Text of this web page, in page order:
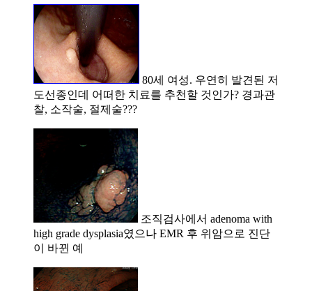
80세 여성. 우연히 발견된 저
도선종인데 어떠한 치료를 추천할 것인가? 경과관
찰, 소작술, 절제술???
조직검사에서 adenoma with
high grade dysplasia였으나 EMR 후 위암으로 진단
이 바뀐 예